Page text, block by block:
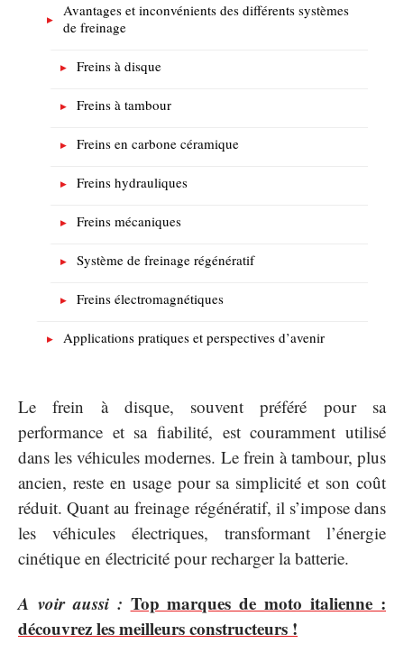
Avantages et inconvénients des différents systèmes
de freinage
Freins à disque
Freins à tambour
Freins en carbone céramique
Freins hydrauliques
Freins mécaniques
Système de freinage régénératif
Freins électromagnétiques
Applications pratiques et perspectives d’avenir
Le frein à disque, souvent préféré pour sa
performance et sa fiabilité, est couramment utilisé
dans les véhicules modernes. Le frein à tambour, plus
ancien, reste en usage pour sa simplicité et son coût
réduit. Quant au freinage régénératif, il s’impose dans
les véhicules électriques, transformant l’énergie
cinétique en électricité pour recharger la batterie.
A voir aussi : Top marques de moto italienne :
découvrez les meilleurs constructeurs !